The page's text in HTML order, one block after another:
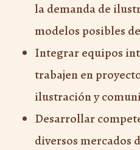
la demanda de
modelos posibles
Integrar equipos
trabajen en
ilustración y
Desarrollar
diversos mercados